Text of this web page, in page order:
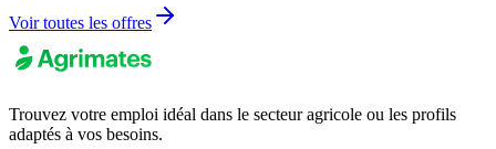
Voir toutes les offres
Trouvez votre emploi idéal dans le secteur agricole ou les profils
adaptés à vos besoins.